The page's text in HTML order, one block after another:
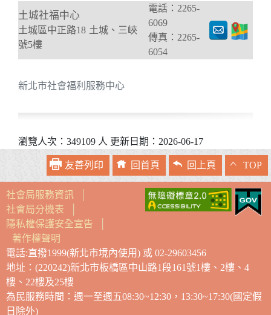
新北市社會福利服務中心
土城社福中心
土城區中正路18
號5樓
土城、三峽
電話：2265-
6069
傳真：2265-
6054
瀏覽人次：349109 人 更新日期：2026-06-17
友善列印 回首頁 回上頁 TOP
社會局服務資訊
社會局分機表
隱私權保護安全宣告
著作權聲明
電話:直撥1999(新北市境內使用) 或 02-29603456
地址：(220242)新北市板橋區中山路1段161號1樓、2樓、4
樓、22樓及25樓
為民服務時間：週一至週五08:30~12:30，13:30~17:30(國定假
日除外)